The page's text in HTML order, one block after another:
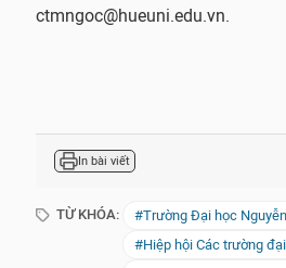
ctmngoc@hueuni.edu.vn.
In bài viết
TỪ KHÓA: #Trường Đại học
#Hiệp hội Các trường